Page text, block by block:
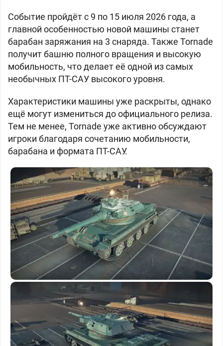
Событие пройдёт с 9 по 15 июля 2026 года, а
главной особенностью новой машины станет
барабан заряжания на 3 снаряда. Также Tornade
получит башню полного вращения и высокую
мобильность, что делает её одной из самых
необычных ПТ-САУ высокого уровня.
Характеристики машины уже раскрыты, однако
ещё могут измениться до официального релиза.
Тем не менее, Tornade уже активно обсуждают
игроки благодаря сочетанию мобильности,
барабана и формата ПТ-САУ.